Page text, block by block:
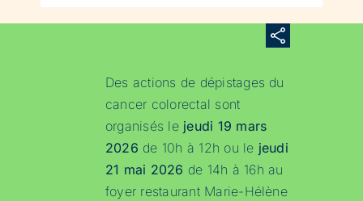
Des actions de dépistages du
cancer colorectal sont
organisés lejeudi 19 mars
2026 de 10h à 12h ou le jeudi
21 mai 2026 de 14h à 16h au
foyer restaurant Marie-Hélène